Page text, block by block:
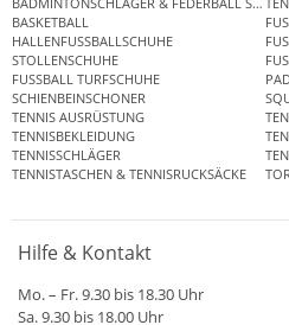
BASKETBALL
HALLENFUSSBALLSCHUHE
STOLLENSCHUHE
FUSSBALL TURFSCHUHE
SCHIENBEINSCHONER
TENNIS AUSRÜSTUNG
TENNISBEKLEIDUNG
TENNISSCHLÄGER
TENNISTASCHEN & TENNISRUCKSÄCKE
Hilfe & Kontakt
Mo. – Fr. 9.30 bis 18.30 Uhr
Sa. 9.30 bis 18.00 Uhr